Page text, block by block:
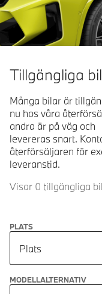
Tillgängliga
Många bilar är
nu hos våra
andra är på väg och
levereras snart.
återförsäljaren för
leveranstid.
Visar 0 tillgängliga
PLATS
Plats
MODELLALTERNATIV